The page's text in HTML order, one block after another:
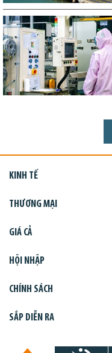
KINH TẾ
THƯƠNG MẠI
GIÁ CẢ
HỘI NHẬP
CHÍNH SÁCH
SẮP DIỄN RA